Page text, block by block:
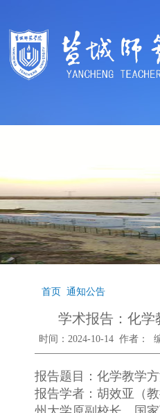
首页 通知公告
学术报告：化学
时间：2024-10-14 作者：
报告题目：化学教学
报告学者：胡效亚（